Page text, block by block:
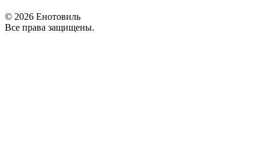
© 2026 Енотовиль
Все права защищены.